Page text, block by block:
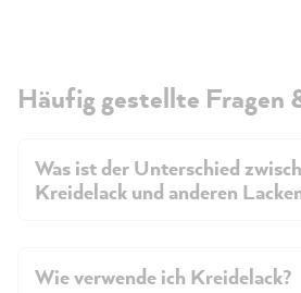
Häufig gestellte Fragen
Was ist der Unterschied
Kreidelack und anderen
Wie verwende ich Kreidelack?